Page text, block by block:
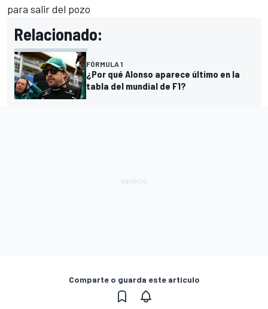
para salir del pozo
Relacionado:
FÓRMULA 1
¿Por qué Alonso aparece último en la
tabla del mundial de F1?
Comparte o guarda este artículo